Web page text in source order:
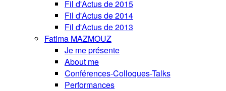
Fil d'Actus de 2015
Fil d'Actus de 2014
Fil d'Actus de 2013
Fatima MAZMOUZ
Je me présente
About me
Conférences-Colloques-Talks
Performances